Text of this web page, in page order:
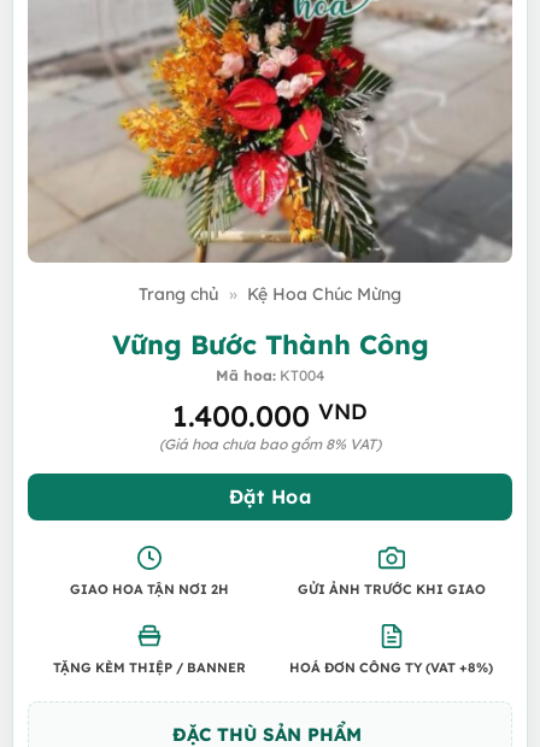
Trang chủ » Kệ Hoa Chúc Mừng
Vững Bước Thành Công
Mã hoa: KT004
1.400.000 VND
(Giá hoa chưa bao gồm 8% VAT)
Đặt Hoa
GIAO HOA TẬN NƠI 2H GỬI ẢNH TRƯỚC KHI GIAO
TẶNG KÈM THIỆP / BANNER HOÁ ĐƠN CÔNG TY (VAT +8%)
ĐẶC THÙ SẢN PHẨM